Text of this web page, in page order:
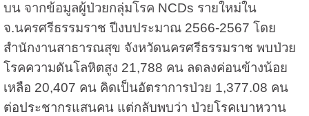
บน จากข้อมูลผู้ป่วยกลุ่มโรค NCDs รายใหม่ใน
จ.นครศรีธรรมราช ปีงบประมาณ 2566-2567 โดย
สำนักงานสาธารณสุข จังหวัดนครศรีธรรมราช พบป่วย
โรคความดันโลหิตสูง​ 21,788 คน ลดลงค่อนข้างน้อย
เหลือ 20,407 คน คิดเป็นอัตราการป่วย 1,377.08 คน
ต่อประชากรแสนคน แต่กลับพบว่า ป่วยโรคเบาหวาน